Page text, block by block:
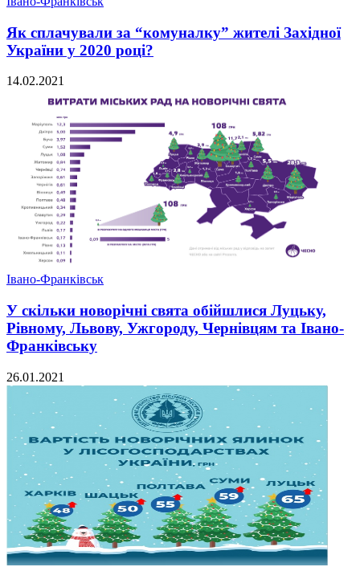
Як сплачували за “комуналку” жителі Західної
України у 2020 році?
14.02.2021
Івано-Франківськ
У скільки новорічні свята обійшлися Луцьку,
Рівному, Львову, Ужгороду, Чернівцям та Івано-
Франківську
26.01.2021